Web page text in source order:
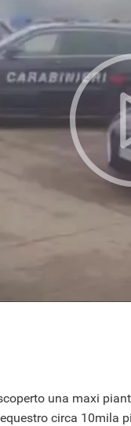
una maxi
circa 10mila